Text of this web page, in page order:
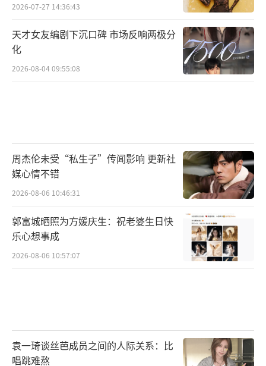
近年来，越来越多的人开始关注到少数民
族的文化推广，而蓝盈莹出于对自己家乡文
化、民族文化的热爱，也更加投入地致力于其
中，用行动和影响力做民族文化传播者。
的历史故事、婚姻习俗以及民族内的彩带、刺
绣、歌舞、独特的美食、专属的体育运动等等
2026-07-27 14:36:43
天才女友编剧下沉口碑 市场反响两极分
化
2026-08-04 09:55:08
周杰伦未受“私生子”传闻影响 更新社
媒心情不错
2026-08-06 10:46:31
郭富城晒照为方媛庆生：祝老婆生日快
乐心想事成
2026-08-06 10:57:07
袁一琦谈丝芭成员之间的人际关系：比
唱跳难熬